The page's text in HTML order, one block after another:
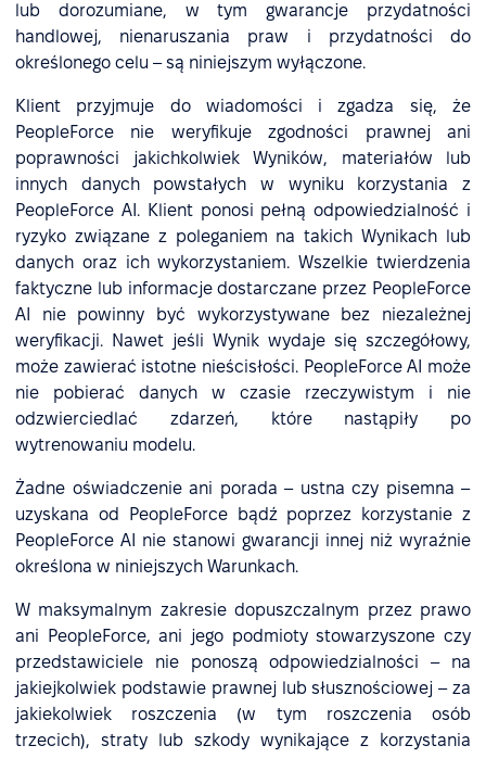
lub dorozumiane, w tym gwarancje przydatności
handlowej, nienaruszania praw i przydatności do
określonego celu – są niniejszym wyłączone.
Klient przyjmuje do wiadomości i zgadza się, że
PeopleForce nie weryfikuje zgodności prawnej ani
poprawności jakichkolwiek Wyników, materiałów lub
innych danych powstałych w wyniku korzystania z
PeopleForce AI. Klient ponosi pełną odpowiedzialność i
ryzyko związane z poleganiem na takich Wynikach lub
danych oraz ich wykorzystaniem. Wszelkie twierdzenia
faktyczne lub informacje dostarczane przez PeopleForce
AI nie powinny być wykorzystywane bez niezależnej
weryfikacji. Nawet jeśli Wynik wydaje się szczegółowy,
może zawierać istotne nieścisłości. PeopleForce AI może
nie pobierać danych w czasie rzeczywistym i nie
odzwierciedlać zdarzeń, które nastąpiły po
wytrenowaniu modelu.
Żadne oświadczenie ani porada – ustna czy pisemna –
uzyskana od PeopleForce bądź poprzez korzystanie z
PeopleForce AI nie stanowi gwarancji innej niż wyraźnie
określona w niniejszych Warunkach.
W maksymalnym zakresie dopuszczalnym przez prawo
ani PeopleForce, ani jego podmioty stowarzyszone czy
przedstawiciele nie ponoszą odpowiedzialności – na
jakiejkolwiek podstawie prawnej lub słusznościowej – za
jakiekolwiek roszczenia (w tym roszczenia osób
trzecich), straty lub szkody wynikające z korzystania